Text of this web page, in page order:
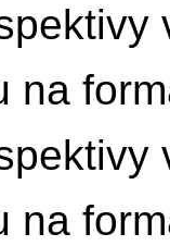
na
na